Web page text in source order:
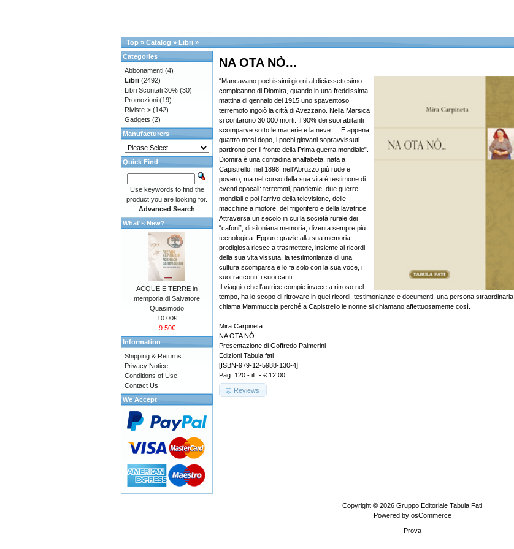
Top » Catalog » Libri »
NA OTA NÒ...
“Mancavano pochissimi giorni al diciassettesimo
compleanno di Diomira, quando in una freddissima
mattina di gennaio del 1915 uno spaventoso
terremoto ingoiò la città di Avezzano. Nella Marsica
si contarono 30.000 morti. Il 90% dei suoi abitanti
scomparve sotto le macerie e la neve…. E appena
quattro mesi dopo, i pochi giovani sopravvissuti
partirono per il fronte della Prima guerra mondiale”.
Diomira è una contadina analfabeta, nata a
Capistrello, nel 1898, nell’Abruzzo più rude e
povero, ma nel corso della sua vita è testimone di
eventi epocali: terremoti, pandemie, due guerre
mondiali e poi l’arrivo della televisione, delle
macchine a motore, del frigorifero e della lavatrice.
Attraversa un secolo in cui la società rurale dei
“cafoni”, di siloniana memoria, diventa sempre più
tecnologica. Eppure grazie alla sua memoria
prodigiosa riesce a trasmettere, insieme ai ricordi
della sua vita vissuta, la testimonianza di una
cultura scomparsa e lo fa solo con la sua voce, i
suoi racconti, i suoi canti.
Il viaggio che l’autrice compie invece a ritroso nel
tempo, ha lo scopo di ritrovare in quei ricordi, testimonianze e documenti, una persona
chiama Mammuccia perché a Capistrello le nonne si chiamano affettuosamente così.
Mira Carpineta
NA OTA NÒ...
Presentazione di Goffredo Palmerini
Edizioni Tabula fati
[ISBN-979-12-5988-130-4]
Pag. 120 - ill. - € 12,00
Reviews
Categories
Abbonamenti (4)
Libri (2492)
Libri Scontati 30% (30)
Promozioni (19)
Riviste-> (142)
Gadgets (2)
Manufacturers
Quick Find
Use keywords to find the
product you are looking for.
Advanced Search
What's New?
ACQUE E TERRE in
memporia di Salvatore
Quasimodo
10.00€
9.50€
Information
Shipping & Returns
Privacy Notice
Conditions of Use
Contact Us
We Accept
Copyright © 2026 Gruppo Editoriale Tabula Fati
Powered by osCommerce
Prova